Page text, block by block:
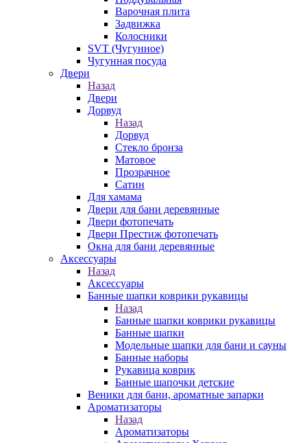
Варочная плита
Задвижка
Колосники
SVT (Чугунное)
Чугунная посуда
Двери
Назад
Двери
Дорвуд
Назад
Дорвуд
Стекло бронза
Матовое
Прозрачное
Сатин
Для хамама
Двери для бани деревянные
Двери фотопечать
Двери Престиж фотопечать
Окна для бани деревянные
Аксессуары
Назад
Аксессуары
Банные шапки коврики рукавицы
Назад
Банные шапки коврики рукавицы
Банные шапки
Модельные шапки для бани и сауны
Банные наборы
Рукавица коврик
Банные шапочки детские
Веники для бани, ароматные запарки
Ароматизаторы
Назад
Ароматизаторы